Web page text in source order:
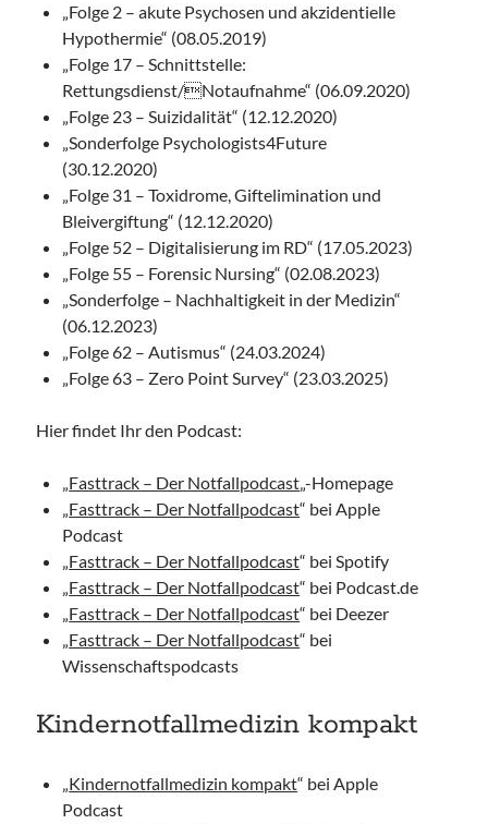
„Folge 2 – akute Psychosen und akzidentielle
Hypothermie“ (08.05.2019)
„Folge 17 – Schnittstelle:
Rettungsdienst/Notaufnahme“ (06.09.2020)
„Folge 23 – Suizidalität“ (12.12.2020)
„Sonderfolge Psychologists4Future
(30.12.2020)
„Folge 31 – Toxidrome, Giftelimination und
Bleivergiftung“ (12.12.2020)
„Folge 52 – Digitalisierung im RD“ (17.05.2023)
„Folge 55 – Forensic Nursing“ (02.08.2023)
„Sonderfolge – Nachhaltigkeit in der Medizin“
(06.12.2023)
„Folge 62 – Autismus“ (24.03.2024)
„Folge 63 – Zero Point Survey“ (23.03.2025)
Hier findet Ihr den Podcast:
„Fasttrack – Der Notfallpodcast„-Homepage
„Fasttrack – Der Notfallpodcast“ bei Apple
Podcast
„Fasttrack – Der Notfallpodcast“ bei Spotify
„Fasttrack – Der Notfallpodcast“ bei Podcast.de
„Fasttrack – Der Notfallpodcast“ bei Deezer
„Fasttrack – Der Notfallpodcast“ bei
Wissenschaftspodcasts
Kindernotfallmedizin kompakt
„Kindernotfallmedizin kompakt“ bei Apple
Podcast